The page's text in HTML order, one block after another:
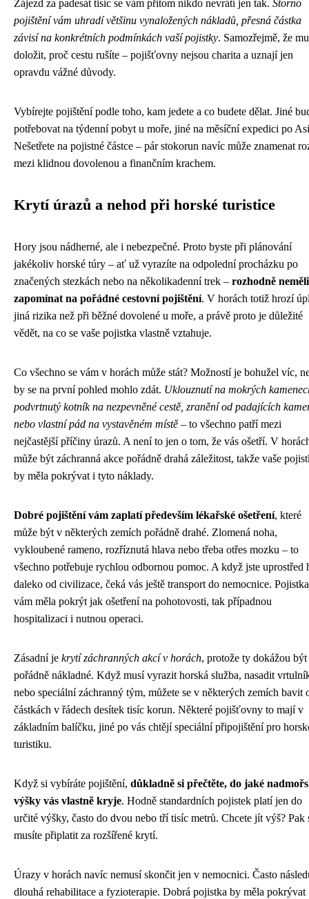
Zájezd za padesát tisíc se vám přitom nikdo nevrátí jen tak. Storno
pojištění vám uhradí většinu vynaložených nákladů, přesná částka
závisí na konkrétních podmínkách vaší pojistky. Samozřejmě, že
doložit, proč cestu rušíte – pojišťovny nejsou charita a uznají jen
opravdu vážné důvody.
Vybírejte pojištění podle toho, kam jedete a co budete dělat. Jiné
potřebovat na týdenní pobyt u moře, jiné na měsíční expedici po
Nešetřete na pojistné částce – pár stokorun navíc může znamenat
mezi klidnou dovolenou a finančním krachem.
Krytí úrazů a nehod při horské turistice
Hory jsou nádherné, ale i nebezpečné. Proto byste při plánování
jakékoliv horské túry – ať už vyrazíte na odpolední procházku po
značených stezkách nebo na několikadenní trek – rozhodně neměli
zapomínat na pořádné cestovní pojištění. V horách totiž hrozí
jiná rizika než při běžné dovolené u moře, a právě proto je důležité
vědět, na co se vaše pojistka vlastně vztahuje.
Co všechno se vám v horách může stát? Možností je bohužel víc,
by se na první pohled mohlo zdát. Uklouznutí na mokrých
podvrtnutý kotník na nezpevněné cestě, zranění od padajících
nebo vlastní pád na vystavěném místě – to všechno patří mezi
nejčastější příčiny úrazů. A není to jen o tom, že vás ošetří. V
může být záchranná akce pořádně drahá záležitost, takže vaše
by měla pokrývat i tyto náklady.
Dobré pojištění vám zaplatí především lékařské ošetření, které
může být v některých zemích pořádně drahé. Zlomená noha,
vykloubené rameno, rozříznutá hlava nebo třeba otřes mozku – to
všechno potřebuje rychlou odbornou pomoc. A když jste uprostřed
daleko od civilizace, čeká vás ještě transport do nemocnice.
vám měla pokrýt jak ošetření na pohotovosti, tak případnou
hospitalizaci i nutnou operaci.
Zásadní je krytí záchranných akcí v horách, protože ty dokážou být
pořádně nákladné. Když musí vyrazit horská služba, nasadit
nebo speciální záchranný tým, můžete se v některých zemích bavit
částkách v řádech desítek tisíc korun. Některé pojišťovny to mají v
základním balíčku, jiné po vás chtějí speciální připojištění pro
turistiku.
Když si vybíráte pojištění, důkladně si přečtěte, do jaké
výšky vás vlastně kryje. Hodně standardních pojistek platí jen do
určité výšky, často do dvou nebo tří tisíc metrů. Chcete jít výš? Pak
musíte připlatit za rozšířené krytí.
Úrazy v horách navíc nemusí skončit jen v nemocnici. Často
dlouhá rehabilitace a fyzioterapie. Dobrá pojistka by měla pokrývat